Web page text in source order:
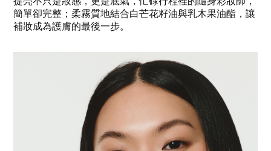
簡單卻完整；柔霧質地結合白芒花籽油與乳木果油酯，讓
補妝成為護膚的最後一步。